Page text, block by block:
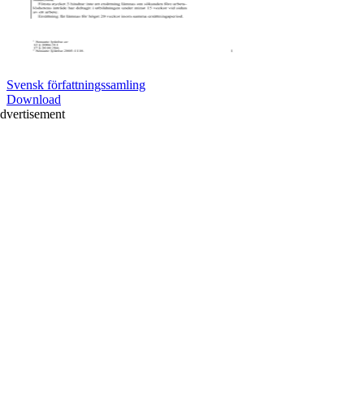
Svensk författningssamling
Download